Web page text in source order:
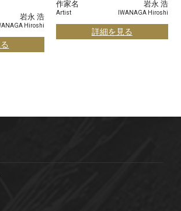
岩永 浩
Hiroshi
作家名
Artist
岩永 浩
IWANAGA Hiroshi
詳細を見る